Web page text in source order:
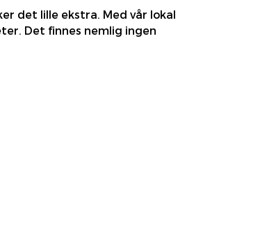
det lille ekstra. Med vår lokal
Det finnes nemlig ingen